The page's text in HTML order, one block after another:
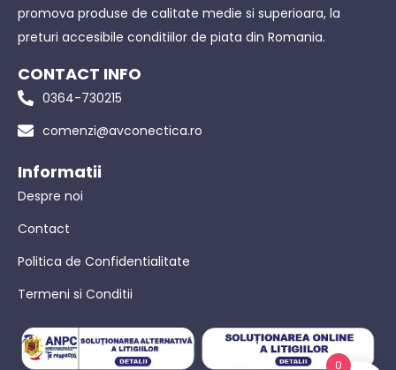
promova produse de calitate medie si superioara, la
preturi accesibile conditiilor de piata din Romania.
CONTACT INFO
0364-730215
comenzi@avconectica.ro
Informatii
Despre noi
Contact
Politica de Confidentialitate
Termeni si Conditii
0